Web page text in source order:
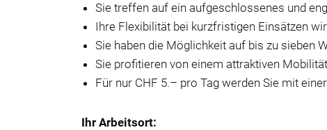
Sie treffen auf ein aufgeschlossenes und
Ihre Flexibilität bei kurzfristigen Einsätzen
Sie haben die Möglichkeit auf bis zu sieben
Sie profitieren von einem attraktiven
Für nur CHF 5.– pro Tag werden Sie mit
Ihr Arbeitsort: